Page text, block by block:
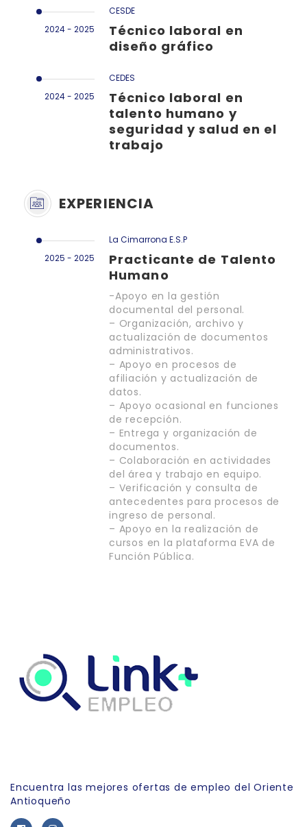
2024 - 2025
CESDE
Técnico laboral en
diseño gráfico
2024 - 2025
CEDES
Técnico laboral en
talento humano y
seguridad y salud en el
trabajo
EXPERIENCIA
2025 - 2025
La Cimarrona E.S.P
Practicante de Talento
Humano
-Apoyo en la gestión
documental del personal.
– Organización, archivo y
actualización de documentos
administrativos.
– Apoyo en procesos de
afiliación y actualización de
datos.
– Apoyo ocasional en funciones
de recepción.
– Entrega y organización de
documentos.
– Colaboración en actividades
del área y trabajo en equipo.
– Verificación y consulta de
antecedentes para procesos de
ingreso de personal.
– Apoyo en la realización de
cursos en la plataforma EVA de
Función Pública.
Encuentra las mejores ofertas de empleo del Oriente
Antioqueño